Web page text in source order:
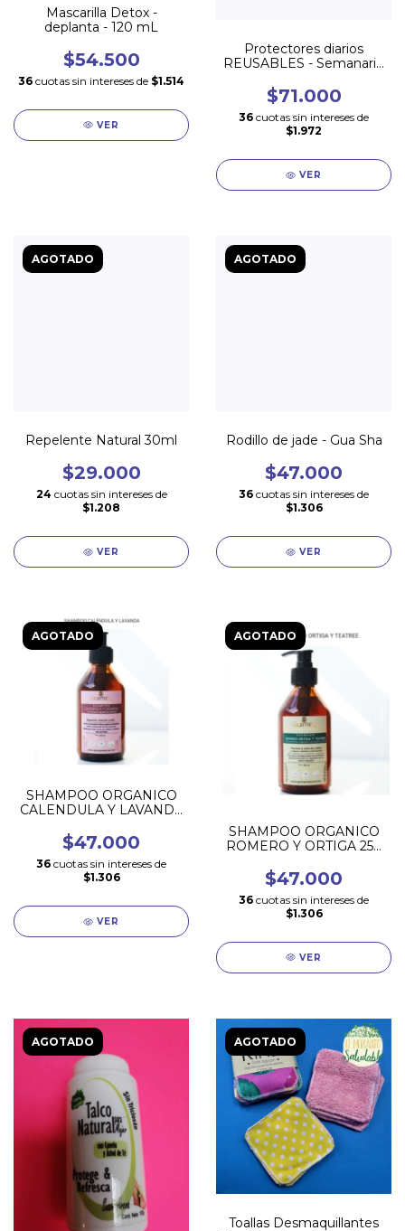
Mascarilla Detox -
deplanta - 120 mL
$54.500
36 cuotas sin intereses de $1.514
VER
Protectores diarios
REUSABLES - Semanario
$71.000
36 cuotas sin intereses de
$1.972
VER
AGOTADO
Repelente Natural 30ml
$29.000
24 cuotas sin intereses de
$1.208
VER
AGOTADO
Rodillo de jade - Gua Sha
$47.000
36 cuotas sin intereses de
$1.306
VER
AGOTADO
SHAMPOO ORGANICO
CALENDULA Y LAVANDA
$47.000
36 cuotas sin intereses de
$1.306
VER
AGOTADO
SHAMPOO ORGANICO
ROMERO Y ORTIGA 250
$47.000
36 cuotas sin intereses de
$1.306
VER
AGOTADO AGOTADO
Toallas Desmaquillantes